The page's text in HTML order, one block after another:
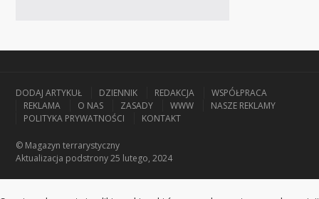
DODAJ ARTYKUŁ DZIENNIK REDAKCJA
WSPÓŁPRACA
REKLAMA
O NAS ZASADY WWW
NASZE REKLAMY
POLITYKA PRYWATNOŚCI
KONTAKT
© Magazyn terrarystyczny
Aktualizacja podstrony 25 lutego, 2024